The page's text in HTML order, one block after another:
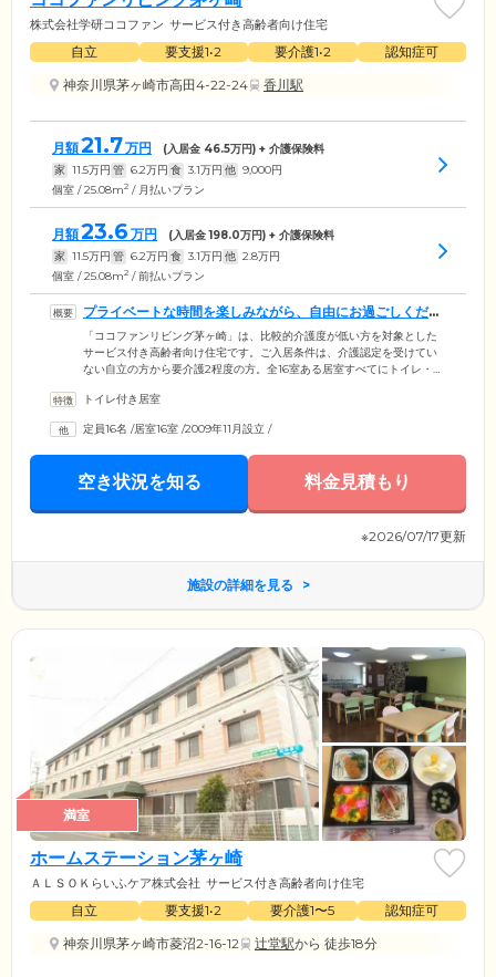
株式会社学研ココファン サービス付き高齢者向け住宅
自立 要支援1•2 要介護1•2
認知症可
神奈川県茅ヶ崎市高田4-22-24
香川駅
月額21.7万円 (入居金 46.5万円) + 介護保険料
家 11.5万円 管 6.2万円 食 3.1万円 他 9,000円
個室 / 25.08m2 / 月払いプラン
月額23.6 万円 (入居金198.0万円) + 介護保険料
家 11.5万円 管 6.2万円 食 3.1万円 他 2.8万円
個室 / 25.08m2 / 前払いプラン
プライベートな時間を楽しみながら、自由にお過ごしくださ
い
「ココファンリビング茅ヶ崎」は、比較的介護度が低い方を対象とした
サービス付き高齢者向け住宅です。ご入居条件は、介護認定を受けてい
ない自立の方から要介護2程度の方。全16室ある居室すべてにトイレ・収
くりとお過ごしいただけます。また、近くにはコンビニエンスストアや
お弁当屋さん、回転寿司店など、さまざまなお店があります。お散歩や
お買い物もしやすい環境ですので、プライベートな時間を楽しみなが
トイレ付き居室
定員16名 /居室16室 /2009年11月設立 /
空き状況を知る 料金見積もり
※2026/07/17更新
施設の詳細を見る
満室
ホームステーション茅ヶ崎
ＡＬＳＯＫらいふケア株式会社 サービス付き高齢者向け住宅
自立 要支援1•2 要介護1〜5
認知症可
神奈川県茅ヶ崎市菱沼2-16-12
辻堂駅から 徒歩18分